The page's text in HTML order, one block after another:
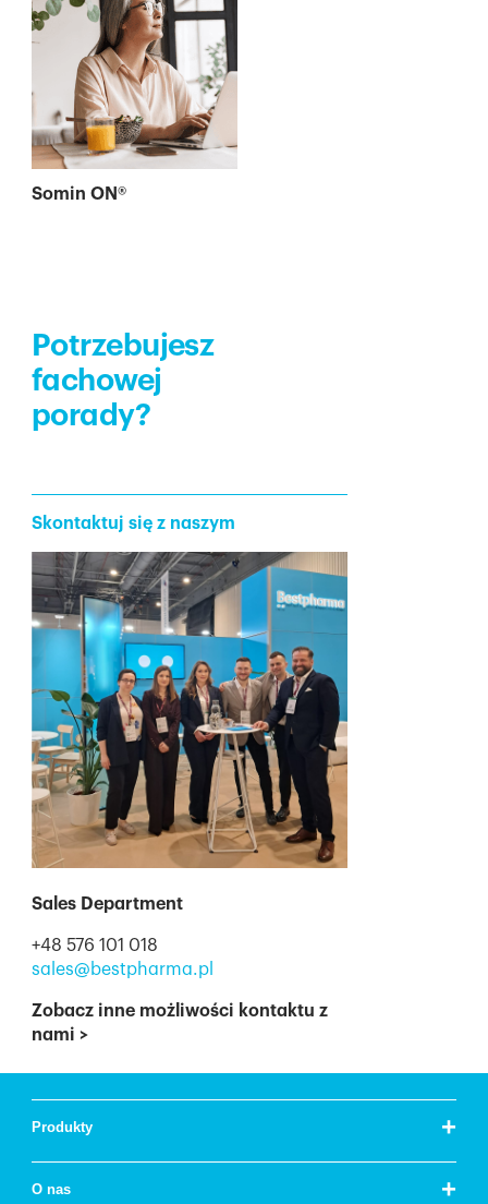
Somin ON®
Potrzebujesz
fachowej
porady?
Skontaktuj się z naszym
Sales Department
+48 576 101 018
sales@bestpharma.pl
Zobacz inne możliwości kontaktu z
nami >
Produkty +
O nas +